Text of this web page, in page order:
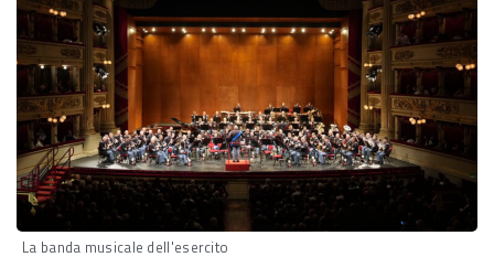
La banda musicale dell'esercito